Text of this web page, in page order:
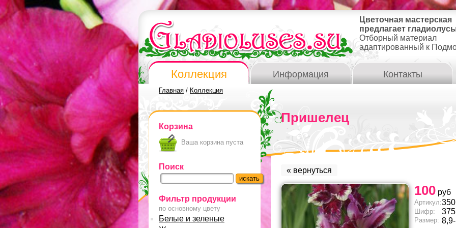
Цветочная мастерская
предлагает
Отборный материал
адаптированный к
Коллекция Информация Контакты
Главная / Коллекция
Корзина
Ваша корзина пуста
Поиск
Фильтр продукции
по основному цвету
Белые и зеленые
Пришелец
« вернуться
100 руб
Артикул:350
Шифр: 375
Размер: